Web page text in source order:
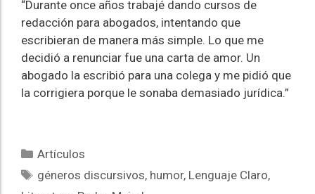
“Durante once años trabajé dando cursos de
redacción para abogados, intentando que
escribieran de manera más simple. Lo que me
decidió a renunciar fue una carta de amor. Un
abogado la escribió para una colega y me pidió que
la corrigiera porque le sonaba demasiado jurídica.”
Artículos
géneros discursivos, humor, Lenguaje Claro,